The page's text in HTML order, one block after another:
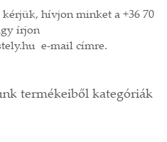
hívjon minket a +36 70
írjon
e-mail címre.
termékeiből kategóriák